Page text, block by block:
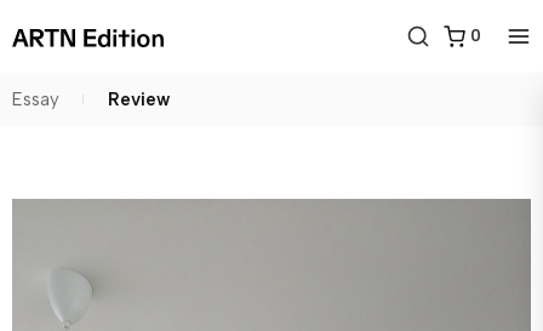
0
Essay Review